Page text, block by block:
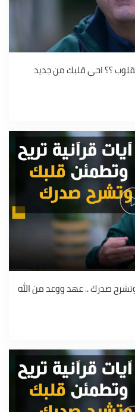
؟؟ احي قلبك من جديد
صدرك .. عهد ووعد من الله